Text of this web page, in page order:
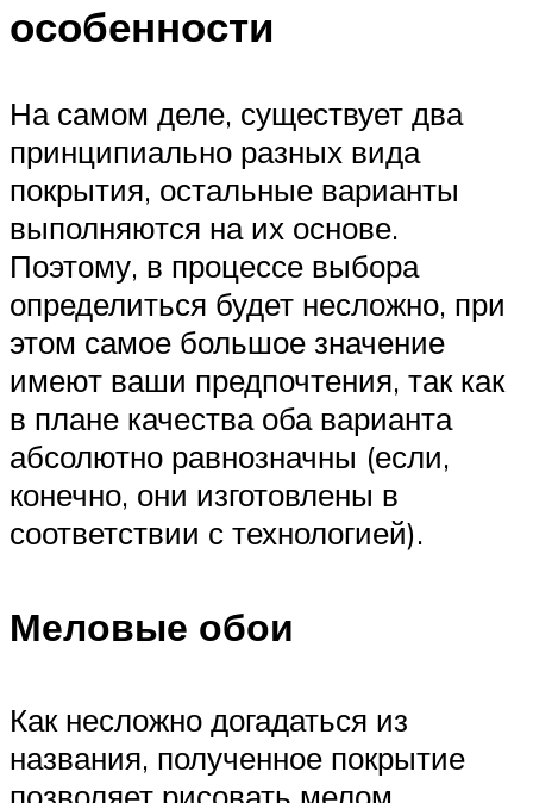
особенности
На самом деле, существует два
принципиально разных вида
покрытия, остальные варианты
выполняются на их основе.
Поэтому, в процессе выбора
определиться будет несложно, при
этом самое большое значение
имеют ваши предпочтения, так как
в плане качества оба варианта
абсолютно равнозначны (если,
конечно, они изготовлены в
соответствии с технологией).
Меловые обои
Как несложно догадаться из
названия, полученное покрытие